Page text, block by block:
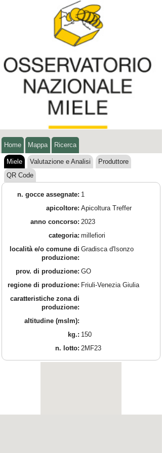
Home Mappa Ricerca
Miele Valutazione e Analisi
Produttore
QR Code
n. gocce assegnate: 1
apicoltore: Apicoltura Treffer
anno concorso: 2023
categoria: millefiori
località e/o comune di
produzione:
Gradisca d'Isonzo
prov. di produzione: GO
regione di produzione: Friuli-Venezia Giulia
caratteristiche zona di
produzione:
altitudine (mslm):
kg.: 150
n. lotto: 2MF23